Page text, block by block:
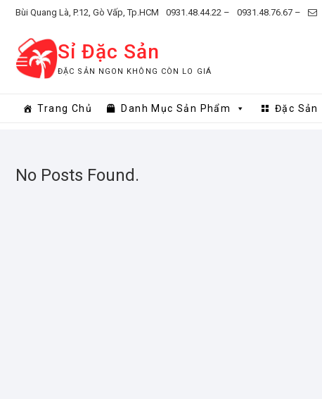
Skip
content
Bùi Quang Là, P.12, Gò Vấp, Tp.HCM 0931.48.44.22 – 0931.48.76.67 –
Sỉ Đặc Sản
ĐẶC SẢN NGON KHÔNG CÒN LO GIÁ
Trang Chủ Danh Mục Sản Phẩm Đặc Sản
No Posts Found.